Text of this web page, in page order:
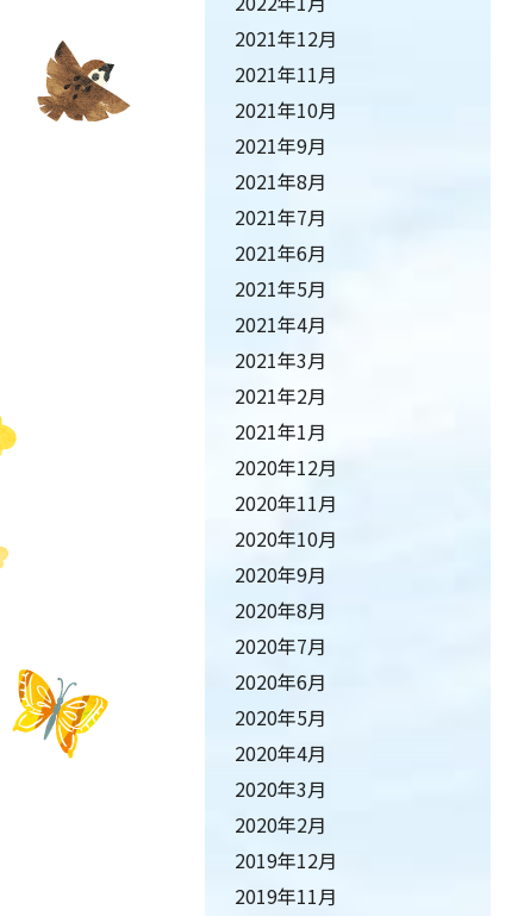
2021年12月
2021年11月
2021年10月
2021年9月
2021年8月
2021年7月
2021年6月
2021年5月
2021年4月
2021年3月
2021年2月
2021年1月
2020年12月
2020年11月
2020年10月
2020年9月
2020年8月
2020年7月
2020年6月
2020年5月
2020年4月
2020年3月
2020年2月
2019年12月
2019年11月